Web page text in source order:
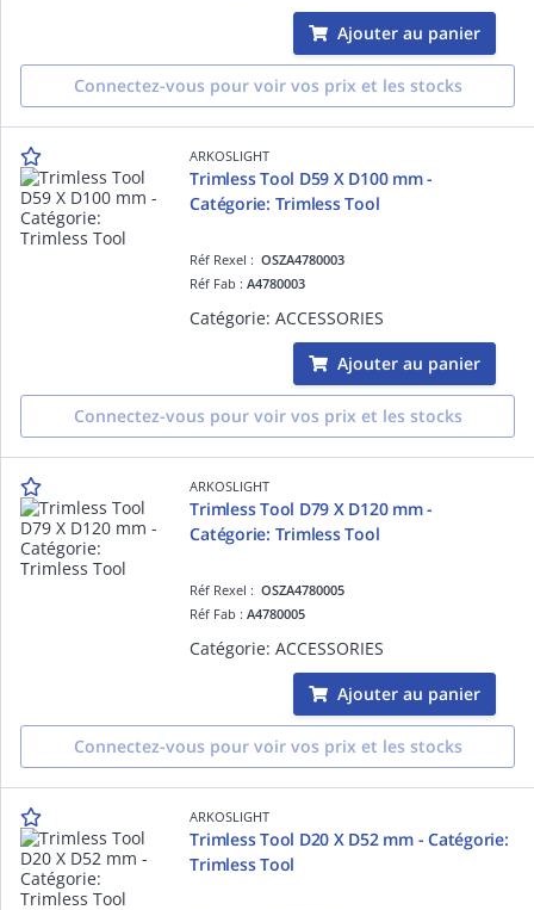
Ajouter au panier
Connectez-vous pour voir vos prix et les stocks
ARKOSLIGHT
Trimless Tool D59 X D100 mm -
Catégorie: Trimless Tool
Réf Rexel :OSZA4780003
Réf Fab :A4780003
Catégorie: ACCESSORIES
Ajouter au panier
Connectez-vous pour voir vos prix et les stocks
ARKOSLIGHT
Trimless Tool D79 X D120 mm -
Catégorie: Trimless Tool
Réf Rexel :OSZA4780005
Réf Fab :A4780005
Catégorie: ACCESSORIES
Ajouter au panier
Connectez-vous pour voir vos prix et les stocks
ARKOSLIGHT
Trimless Tool D20 X D52 mm - Catégorie:
Trimless Tool